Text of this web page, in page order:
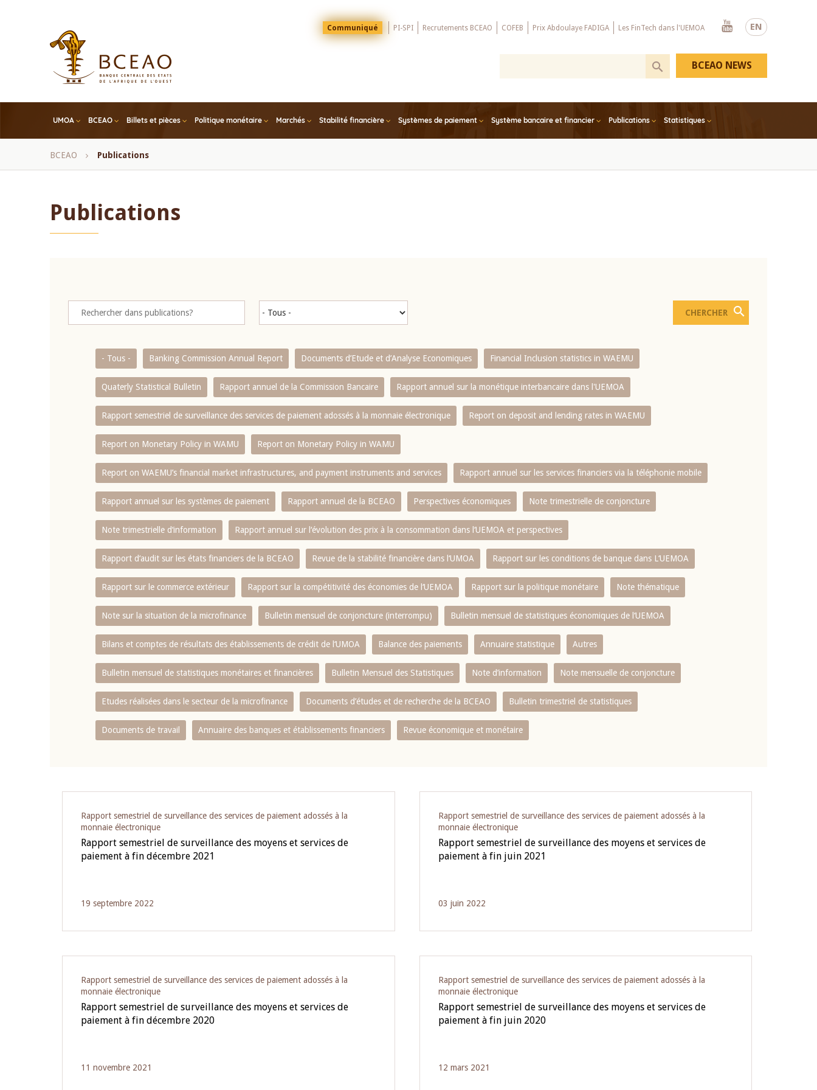
EN
Menu
Top
Communiqué PI-SPI Recrutements BCEAO COFEB Prix Abdoulaye FADIGA Les FinTech dans l'UEMOA
Youtube
UMOA BCEAO Billets et pièces Politique monétaire Marchés Stabilité financière Systèmes de paiement Système bancaire et financier Publications Statistiques
BCEAO NEWS
Fil
BCEAO Publications
Publications
- Tous - Banking Commission Annual Report Documents d’Etude et d’Analyse Economiques Financial Inclusion statistics in WAEMU
Quaterly Statistical Bulletin Rapport annuel de la Commission Bancaire Rapport annuel sur la monétique interbancaire dans l'UEMOA
Rapport semestriel de surveillance des services de paiement adossés à la monnaie électronique Report on deposit and lending rates in WAEMU
Report on Monetary Policy in WAMU Report on Monetary Policy in WAMU
Report on WAEMU’s financial market infrastructures, and payment instruments and services Rapport annuel sur les services financiers via la téléphonie mobile
Rapport annuel sur les systèmes de paiement Rapport annuel de la BCEAO Perspectives économiques Note trimestrielle de conjoncture
Note trimestrielle d‘information Rapport annuel sur l‘évolution des prix à la consommation dans l‘UEMOA et perspectives
Rapport d‘audit sur les états financiers de la BCEAO Revue de la stabilité financière dans l‘UMOA Rapport sur les conditions de banque dans L‘UEMOA
Rapport sur le commerce extérieur Rapport sur la compétitivité des économies de l‘UEMOA Rapport sur la politique monétaire Note thématique
Note sur la situation de la microfinance Bulletin mensuel de conjoncture (interrompu) Bulletin mensuel de statistiques économiques de l‘UEMOA
Bilans et comptes de résultats des établissements de crédit de l‘UMOA Balance des paiements Annuaire statistique Autres
Bulletin mensuel de statistiques monétaires et financières Bulletin Mensuel des Statistiques Note d’information Note mensuelle de conjoncture
Etudes réalisées dans le secteur de la microfinance Documents d’études et de recherche de la BCEAO Bulletin trimestriel de statistiques
Documents de travail Annuaire des banques et établissements financiers Revue économique et monétaire
Rapport semestriel de surveillance des services de paiement adossés à la
monnaie électronique
Rapport semestriel de surveillance des moyens et services de
paiement à fin décembre 2021
19 septembre 2022
Rapport semestriel de surveillance des services de paiement adossés à la
monnaie électronique
Rapport semestriel de surveillance des moyens et services de
paiement à fin juin 2021
03 juin 2022
Rapport semestriel de surveillance des services de paiement adossés à la
monnaie électronique
Rapport semestriel de surveillance des moyens et services de
paiement à fin décembre 2020
11 novembre 2021
Rapport semestriel de surveillance des services de paiement adossés à la
monnaie électronique
Rapport semestriel de surveillance des moyens et services de
paiement à fin juin 2020
12 mars 2021